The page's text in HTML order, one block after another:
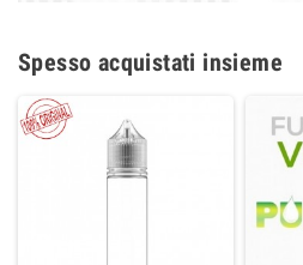
Spesso acquistati insieme